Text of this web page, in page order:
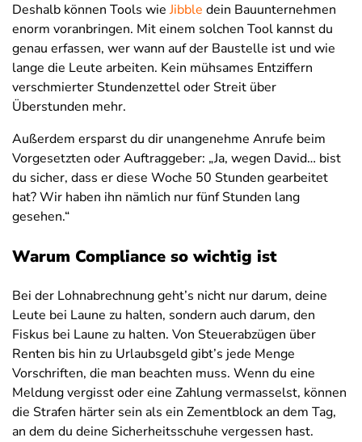
Deshalb können Tools wieJibble dein Bauunternehmen
enorm voranbringen. Mit einem solchen Tool kannst du
genau erfassen, wer wann auf der Baustelle ist und wie
lange die Leute arbeiten. Kein mühsames Entziffern
verschmierter Stundenzettel oder Streit über
Überstunden mehr.
Außerdem ersparst du dir unangenehme Anrufe beim
Vorgesetzten oder Auftraggeber: „Ja, wegen David… bist
du sicher, dass er diese Woche 50 Stunden gearbeitet
hat? Wir haben ihn nämlich nur fünf Stunden lang
gesehen.“
Warum Compliance so wichtig ist
Bei der Lohnabrechnung geht’s nicht nur darum, deine
Leute bei Laune zu halten, sondern auch darum, den
Fiskus bei Laune zu halten. Von Steuerabzügen über
Renten bis hin zu Urlaubsgeld gibt’s jede Menge
Vorschriften, die man beachten muss. Wenn du eine
Meldung vergisst oder eine Zahlung vermasselst, können
die Strafen härter sein als ein Zementblock an dem Tag,
an dem du deine Sicherheitsschuhe vergessen hast.